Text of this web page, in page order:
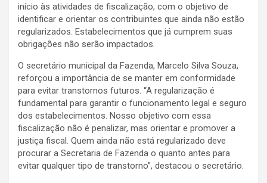
início às atividades de fiscalização, com o objetivo de
identificar e orientar os contribuintes que ainda não estão
regularizados. Estabelecimentos que já cumprem suas
obrigações não serão impactados.
O secretário municipal da Fazenda, Marcelo Silva Souza,
reforçou a importância de se manter em conformidade
para evitar transtornos futuros. “A regularização é
fundamental para garantir o funcionamento legal e seguro
dos estabelecimentos. Nosso objetivo com essa
fiscalização não é penalizar, mas orientar e promover a
justiça fiscal. Quem ainda não está regularizado deve
procurar a Secretaria de Fazenda o quanto antes para
evitar qualquer tipo de transtorno”, destacou o secretário.